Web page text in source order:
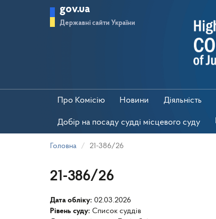
gov.ua
Державні сайти України
Про Комісію Новини Діяльність
Добір на посаду судді місцевого суду
Головна 21-386/26
21-386/26
Дата обліку: 02.03.2026
Рівень суду: Список суддів